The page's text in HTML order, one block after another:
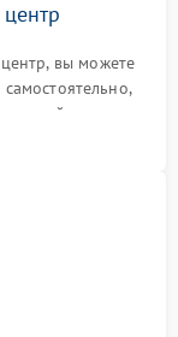
вы можете
на сайте